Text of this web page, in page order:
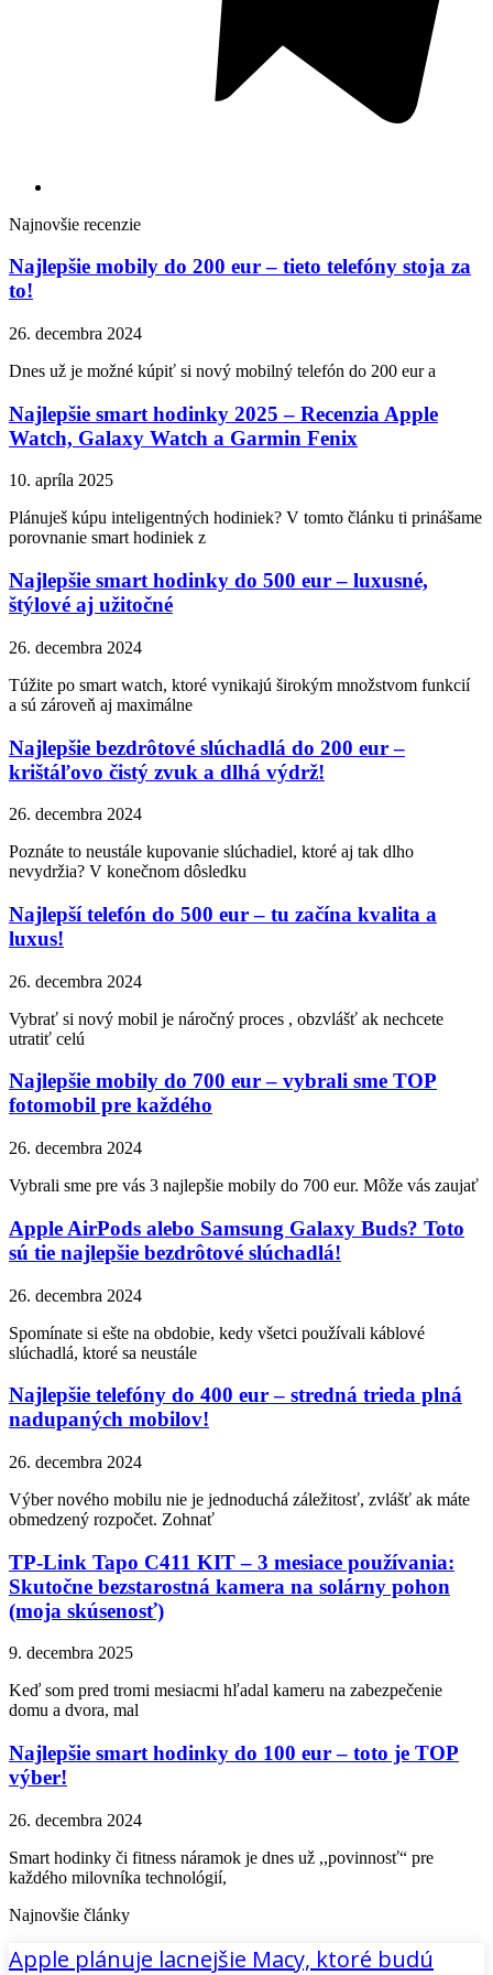
Najnovšie recenzie
Najlepšie mobily do 200 eur – tieto telefóny stoja za
to!
26. decembra 2024
Dnes už je možné kúpiť si nový mobilný telefón do 200 eur a
Najlepšie smart hodinky 2025 – Recenzia Apple
Watch, Galaxy Watch a Garmin Fenix
10. apríla 2025
Plánuješ kúpu inteligentných hodiniek? V tomto článku ti prinášame
porovnanie smart hodiniek z
Najlepšie smart hodinky do 500 eur – luxusné,
štýlové aj užitočné
26. decembra 2024
Túžite po smart watch, ktoré vynikajú širokým množstvom funkcií
a sú zároveň aj maximálne
Najlepšie bezdrôtové slúchadlá do 200 eur –
krištáľovo čistý zvuk a dlhá výdrž!
26. decembra 2024
Poznáte to neustále kupovanie slúchadiel, ktoré aj tak dlho
nevydržia? V konečnom dôsledku
Najlepší telefón do 500 eur – tu začína kvalita a
luxus!
26. decembra 2024
Vybrať si nový mobil je náročný proces , obzvlášť ak nechcete
utratiť celú
Najlepšie mobily do 700 eur – vybrali sme TOP
fotomobil pre každého
26. decembra 2024
Vybrali sme pre vás 3 najlepšie mobily do 700 eur. Môže vás zaujať
Apple AirPods alebo Samsung Galaxy Buds? Toto
sú tie najlepšie bezdrôtové slúchadlá!
26. decembra 2024
Spomínate si ešte na obdobie, kedy všetci používali káblové
slúchadlá, ktoré sa neustále
Najlepšie telefóny do 400 eur – stredná trieda plná
nadupaných mobilov!
26. decembra 2024
Výber nového mobilu nie je jednoduchá záležitosť, zvlášť ak máte
obmedzený rozpočet. Zohnať
TP-Link Tapo C411 KIT – 3 mesiace používania:
Skutočne bezstarostná kamera na solárny pohon
(moja skúsenosť)
9. decembra 2025
Keď som pred tromi mesiacmi hľadal kameru na zabezpečenie
domu a dvora, mal
Najlepšie smart hodinky do 100 eur – toto je TOP
výber!
26. decembra 2024
Smart hodinky či fitness náramok je dnes už ,,povinnosť“ pre
každého milovníka technológií,
Najnovšie články
Apple plánuje lacnejšie Macy, ktoré budú